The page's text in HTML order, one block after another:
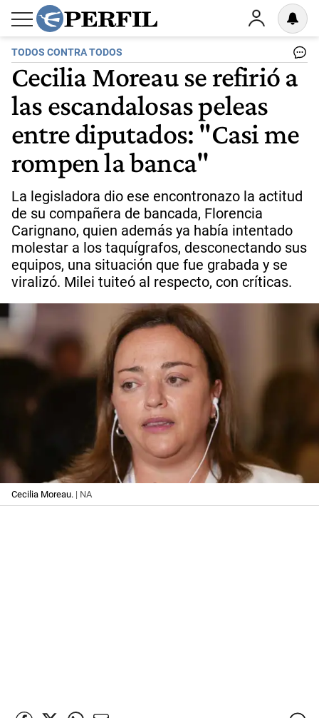
TODOS CONTRA TODOS
Cecilia Moreau se refirió a
las escandalosas peleas
entre diputados: "Casi me
rompen la banca"
La legisladora dio ese encontronazo la actitud
de su compañera de bancada, Florencia
Carignano, quien además ya había intentado
molestar a los taquígrafos, desconectando sus
equipos, una situación que fue grabada y se
viralizó. Milei tuiteó al respecto, con críticas.
Cecilia Moreau. | NA